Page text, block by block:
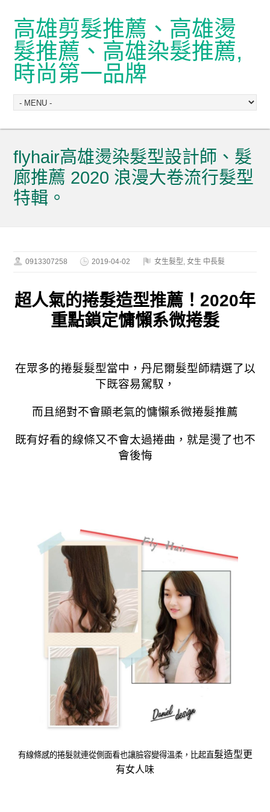
高雄剪髮推薦、高雄燙
髮推薦、高雄染髮推薦,
時尚第一品牌
flyhair高雄燙染髮型設計師、髮
廊推薦 2020 浪漫大卷流行髮型
特輯。
0913307258 2019-04-02 女生髮型,女生 中長髮
超人氣的捲髮造型推薦！2020年
重點鎖定慵懶系微捲髮
在眾多的捲髮髮型當中，丹尼爾髮型師精選了以
下既容易駕馭，
而且絕對不會顯老氣的慵懶系微捲髮推薦
既有好看的線條又不會太過捲曲，就是燙了也不
會後悔
有線條感的捲髮就連從側面看也讓臉容變得溫柔，比起直髮造型更
有女人味